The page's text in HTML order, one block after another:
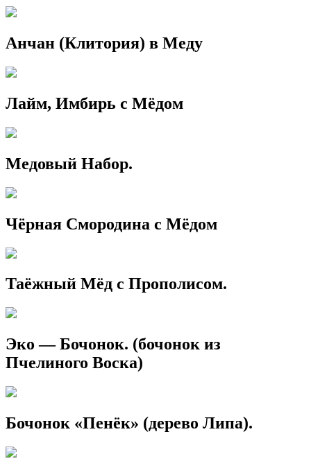
Анчан (Клитория) в Меду
Лайм, Имбирь с Мёдом
Медовый Набор.
Чёрная Смородина с Мёдом
Таёжный Мёд с Прополисом.
Эко — Бочонок. (бочонок из
Пчелиного Воска)
Бочонок «Пенёк» (дерево Липа).